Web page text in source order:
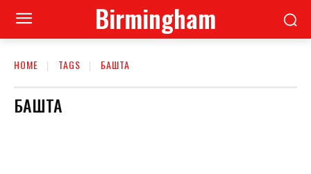
Birmingham
HOME TAGS БАШТА
БАШТА